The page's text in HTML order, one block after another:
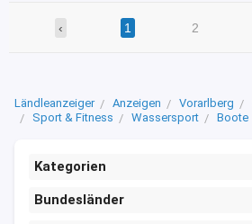
‹ 1 2
Ländleanzeiger Anzeigen Vorarlberg
Sport & Fitness
Wassersport Boote
Kategorien
Bundesländer